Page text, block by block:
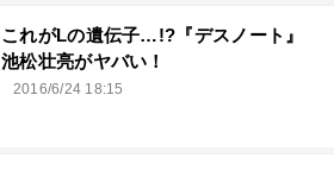
これがLの遺伝子…!?『デスノート』
池松壮亮がヤバい！
2016/6/24 18:15